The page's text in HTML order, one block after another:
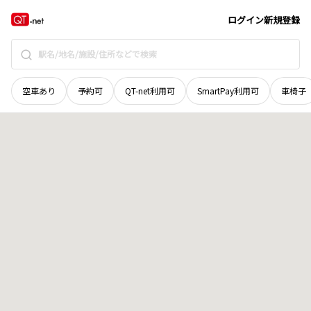
ログイン新規登録
空車あり 予約可 QT-net利用可 SmartPay利用可 車椅子
愛媛県